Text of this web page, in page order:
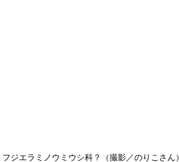
フジエラミノウミウシ科？（撮影／のりこさん）